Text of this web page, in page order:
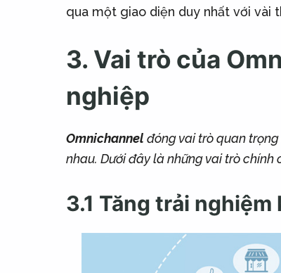
qua một giao diện duy nhất với vài
3. Vai trò của
nghiệp
Omnichannel đóng vai trò quan
nhau. Dưới đây là những vai trò chính
3.1 Tăng trải nghiệm